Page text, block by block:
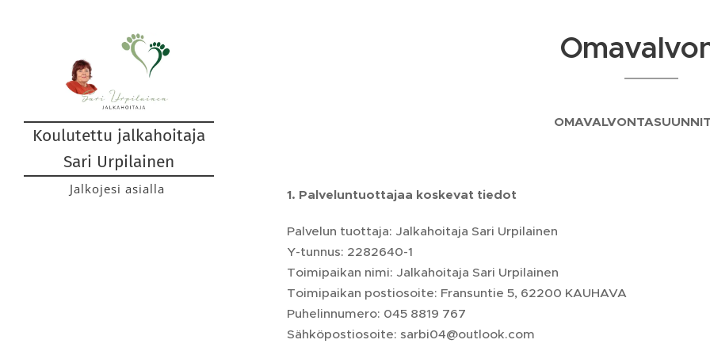
Koulutettu jalkahoitaja
Sari Urpilainen
Jalkojesi asialla 1. Palveluntuottajaa koskevat tiedot
Palvelun tuottaja: Jalkahoitaja Sari Urpilainen
Y-tunnus: 2282640-1
Toimipaikan nimi: Jalkahoitaja Sari Urpilainen
Toimipaikan postiosoite: Fransuntie 5, 62200 KAUHAVA
Puhelinnumero: 045 8819 767
Sähköpostiosoite: sarbi04@outlook.com